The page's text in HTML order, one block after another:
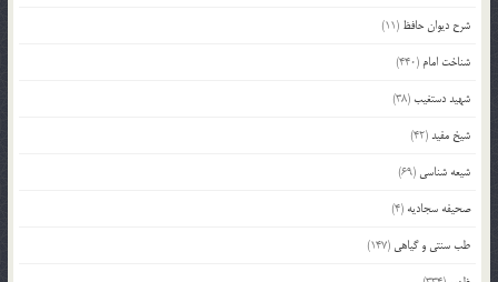
شرح دیوان حافظ (11)
شناخت امام (440)
شهید دستغیب(38)
شیخ مفید(42)
شیعه شناسی (69)
صحیفه سجادیه (4)
طب سنتی و گیاهی (147)